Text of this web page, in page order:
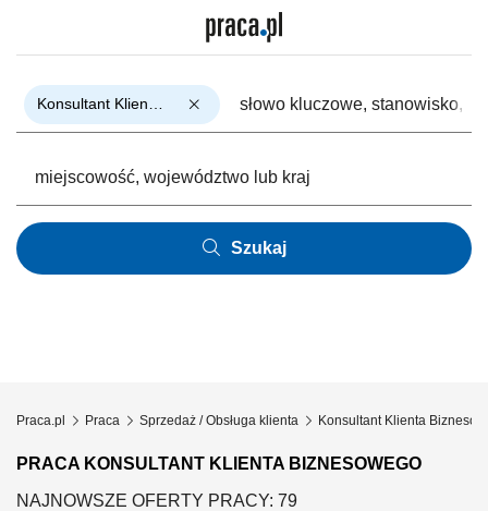
Szukaj
Praca.pl Praca Sprzedaż / Obsługa klienta Konsultant Klienta
PRACA KONSULTANT KLIENTA BIZNESOWEGO
NAJNOWSZE OFERTY PRACY: 79